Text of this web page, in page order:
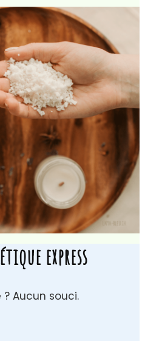
express
? Aucun souci.
poignée de sel dans ta